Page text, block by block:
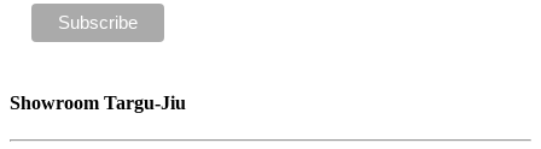
Showroom Targu-Jiu